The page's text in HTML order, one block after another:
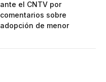
ante el CNTV por
comentarios sobre
adopción de menor